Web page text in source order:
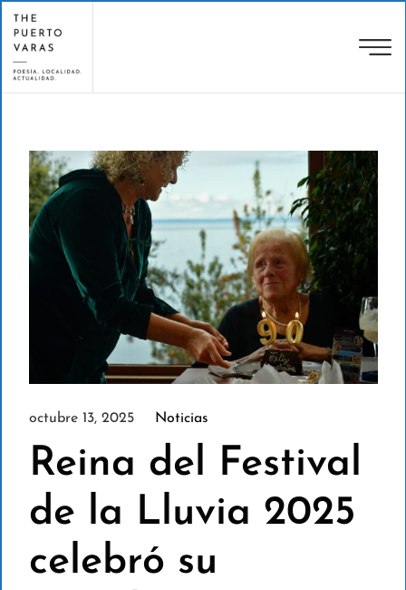
octubre 13, 2025 Noticias
Reina del Festival
de la Lluvia 2025
celebró su